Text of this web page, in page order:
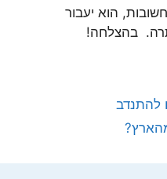
הוא יעבור
בהצלחה!
להתנדב